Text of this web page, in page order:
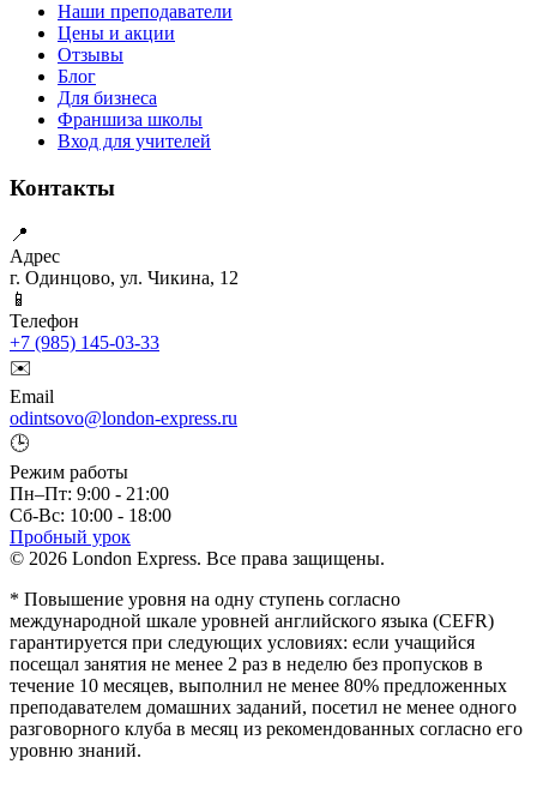
Наши преподаватели
Цены и акции
Отзывы
Блог
Для бизнеса
Франшиза школы
Вход для учителей
Контакты
📍
Адрес
г. Одинцово, ул. Чикина, 12
📱
Телефон
+7 (985) 145-03-33
✉️
Email
odintsovo@london-express.ru
🕒
Режим работы
Пн–Пт: 9:00 - 21:00
Сб-Вс: 10:00 - 18:00
Пробный урок
© 2026 London Express. Все права защищены.
* Повышение уровня на одну ступень согласно
международной шкале уровней английского языка (CEFR)
гарантируется при следующих условиях: если учащийся
посещал занятия не менее 2 раз в неделю без пропусков в
течение 10 месяцев, выполнил не менее 80% предложенных
преподавателем домашних заданий, посетил не менее одного
разговорного клуба в месяц из рекомендованных согласно его
уровню знаний.